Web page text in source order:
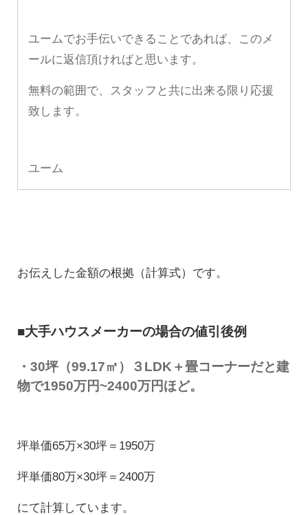
ユームでお手伝いできることであれば、このメ
ールに返信頂ければと思います。
無料の範囲で、スタッフと共に出来る限り応援
致します。
ユーム
お伝えした金額の根拠（計算式）です。
■大手ハウスメーカーの場合の値引後例
・30坪（99.17㎡） ３LDK＋畳コーナーだと建
物で1950万円~2400万円ほど。
坪単価65万×30坪＝1950万
坪単価80万×30坪＝2400万
にて計算しています。